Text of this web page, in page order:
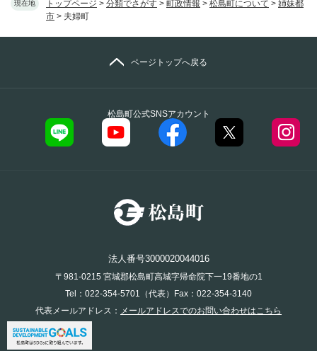
現在地 トップページ > 分類でさがす > 町政情報 > 松島町について > 姉妹都
市 > 夫婦町
松島町公式SNSアカウント
ページトップへ戻る
法人番号3000020044016
〒981-0215 宮城郡松島町高城字帰命院下一19番地の1
Tel：022-354-5701（代表）Fax：022-354-3140
代表メールアドレス： メールアドレスでのお問い合わせはこちら